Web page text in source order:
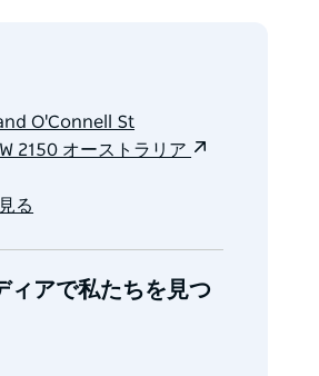
O'Connell St
2150 オーストラリア
る
ィアで私たちを見つ